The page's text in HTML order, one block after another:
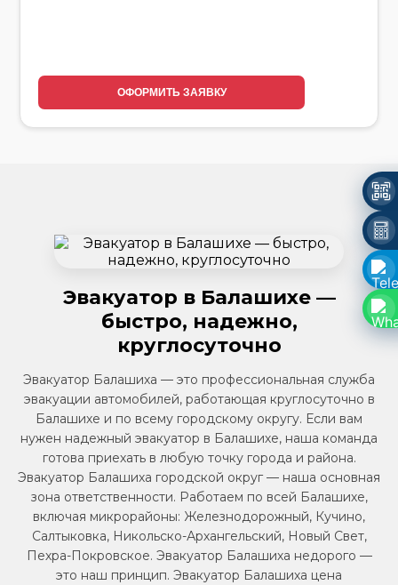
ОФОРМИТЬ ЗАЯВКУ
Эвакуатор в Балашихе —
быстро, надежно,
круглосуточно
Эвакуатор Балашиха — это профессиональная служба
эвакуации автомобилей, работающая круглосуточно в
Балашихе и по всему городскому округу. Если вам
нужен надежный эвакуатор в Балашихе, наша команда
готова приехать в любую точку города и района.
Эвакуатор Балашиха городской округ — наша основная
зона ответственности. Работаем по всей Балашихе,
включая микрорайоны: Железнодорожный, Кучинo,
Салтыковка, Никольско-Архангельский, Новый Свет,
Пехра-Покровское. Эвакуатор Балашиха недорого —
это наш принцип. Эвакуатор Балашиха цена